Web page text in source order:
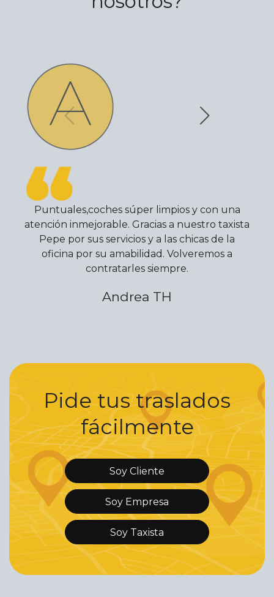
Puntuales,coches súper limpios y con una
atención inmejorable. Gracias a nuestro taxista
Pepe por sus servicios y a las chicas de la
oficina por su amabilidad. Volveremos a
contratarles siempre.
Andrea TH
Pide tus traslados
fácilmente
Soy Cliente
Soy Empresa
Soy Taxista